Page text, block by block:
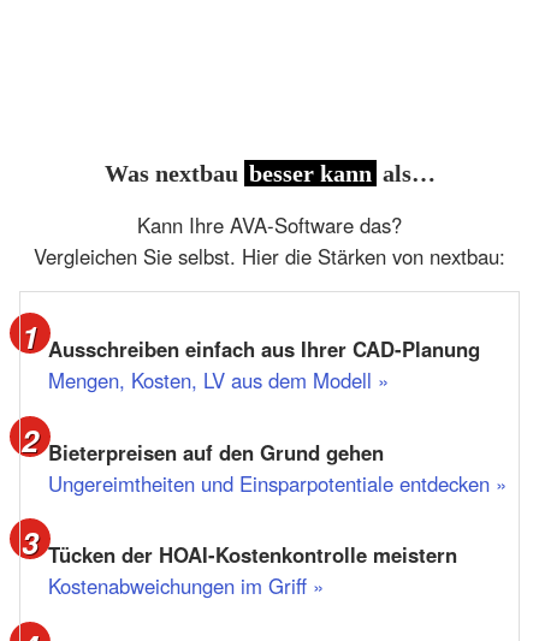
Was nextbau besser kann als…
Kann Ihre AVA-Software das?
Vergleichen Sie selbst. Hier die Stärken von nextbau:
Ausschreiben einfach aus Ihrer CAD-Planung
Mengen, Kosten, LV aus dem Modell »
Bieterpreisen auf den Grund gehen
Ungereimtheiten und Einsparpotentiale entdecken »
Tücken der HOAI-Kostenkontrolle meistern
Kostenabweichungen im Griff »